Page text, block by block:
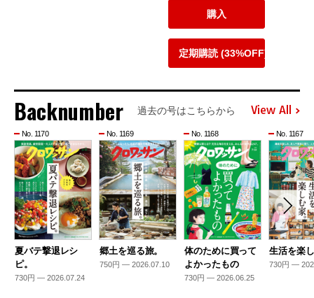
購入
定期購読 (33%OFF)
Backnumber 過去の号はこちらから View All
No. 1170
夏バテ撃退レシ
ピ。
730円 — 2026.07.24
No. 1169
郷土を巡る旅。
750円 — 2026.07.10
No. 1168
体のために買って
よかったもの
730円 — 2026.06.25
No. 1167
生活を楽
730円 —